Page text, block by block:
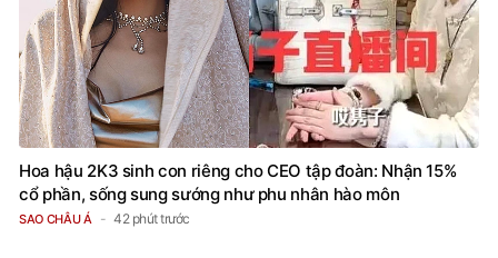
Hoa hậu 2K3 sinh con riêng cho CEO tập đoàn: Nhận 15%
cổ phần, sống sung sướng như phu nhân hào môn
SAO CHÂU Á 42 phút trước